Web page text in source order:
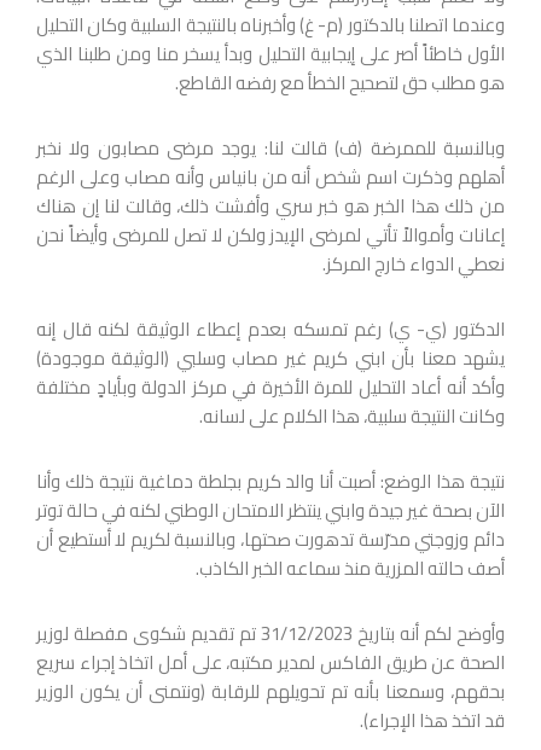
وعندما اتصلنا بالدكتور (م- غ) وأخبرناه بالنتيجة السلبية وكان التحليل
الأول خاطئاً أصر على إيجابية التحليل وبدأ يسخر منا ومن طلبنا الذي
هو مطلب حق لتصحيح الخطأ مع رفضه القاطع.
وبالنسبة للممرضة (ف) قالت لنا: يوجد مرضى مصابون ولا نخبر
أهلهم وذكرت اسم شخص أنه من بانياس وأنه مصاب وعلى الرغم
من ذلك هذا الخبر هو خبر سري وأفشت ذلك، وقالت لنا إن هناك
إعانات وأموالاً تأتي لمرضى الإيدز ولكن لا تصل للمرضى وأيضاً نحن
نعطي الدواء خارج المركز.
الدكتور (ي- ي) رغم تمسكه بعدم إعطاء الوثيقة لكنه قال إنه
يشهد معنا بأن ابني كريم غير مصاب وسلبي (الوثيقة موجودة)
وأكد أنه أعاد التحليل للمرة الأخيرة في مركز الدولة وبأيادٍ مختلفة
وكانت النتيجة سلبية، هذا الكلام على لسانه.
نتيجة هذا الوضع: أصبت أنا والد كريم بجلطة دماغية نتيجة ذلك وأنا
الآن بصحة غير جيدة وابني ينتظر الامتحان الوطني لكنه في حالة توتر
دائم وزوجتي مدرّسة تدهورت صحتها، وبالنسبة لكريم لا أستطيع أن
أصف حالته المزرية منذ سماعه الخبر الكاذب.
وأوضح لكم أنه بتاريخ 31/12/2023 تم تقديم شكوى مفصلة لوزير
الصحة عن طريق الفاكس لمدير مكتبه، على أمل اتخاذ إجراء سريع
بحقهم، وسمعنا بأنه تم تحويلهم للرقابة (ونتمنى أن يكون الوزير
قد اتخذ هذا الإجراء).